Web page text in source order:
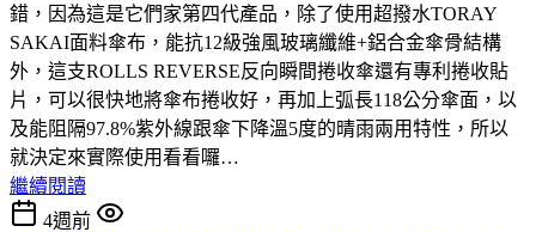
錯，因為這是它們家第四代產品，除了使用超撥水TORAY
SAKAI面料傘布，能抗12級強風玻璃纖維+鋁合金傘骨結構
外，這支ROLLS REVERSE反向瞬間捲收傘還有專利捲收貼
片，可以很快地將傘布捲收好，再加上弧長118公分傘面，以
及能阻隔97.8%紫外線跟傘下降溫5度的晴雨兩用特性，所以
就決定來實際使用看看囉…
繼續閱讀
4週前